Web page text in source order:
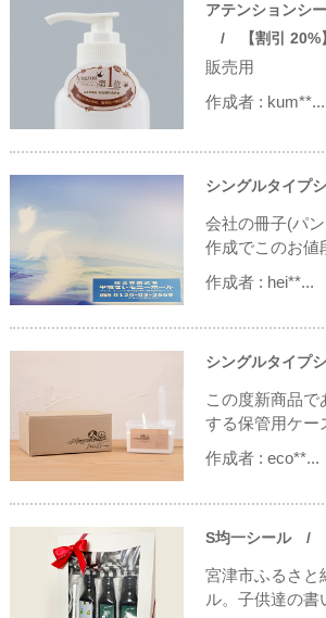
アテンションシ
/ 【割引 20%
販売用
作成者 : kum**...
シングルタイプ
会社の冊子(パ
作成でこのお値
作成者 : hei**...
シングルタイプ
この度新商品
する保管用ケー
作成者 : eco**...
S均一シール/
宮津市ふるさと
ル。子供達の